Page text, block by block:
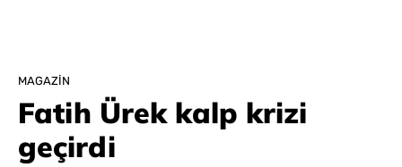
MAGAZIN
Fatih Ürek kalp krizi
geçirdi